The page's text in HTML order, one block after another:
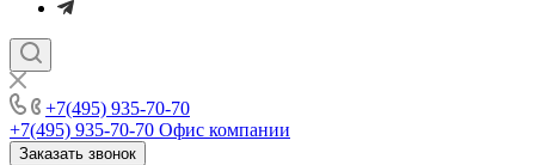
+7(495) 935-70-70
+7(495) 935-70-70 Офис компании
Заказать звонок